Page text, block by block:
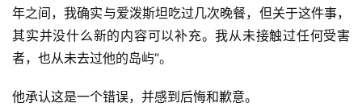
年之间，我确实与爱泼斯坦吃过几次晚餐，但关于这件事，
其实并没什么新的内容可以补充。我从未接触过任何受害
者，也从未去过他的岛屿”。
他承认这是一个错误，并感到后悔和歉意。